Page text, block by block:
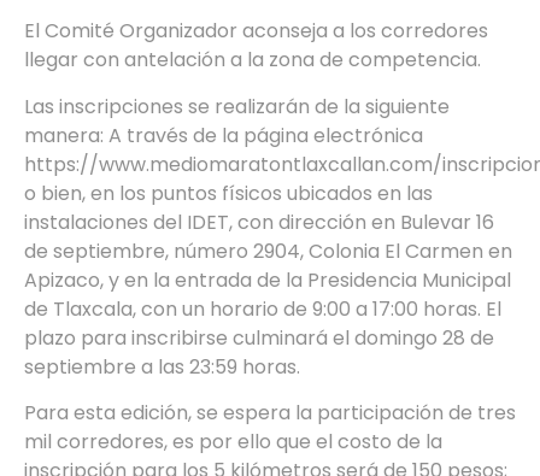
El Comité Organizador aconseja a los corredores
llegar con antelación a la zona de competencia.
Las inscripciones se realizarán de la siguiente
manera: A través de la página electrónica
https://www.mediomaratontlaxcallan.com/
o bien, en los puntos físicos ubicados en las
instalaciones del IDET, con dirección en Bulevar 16
de septiembre, número 2904, Colonia El Carmen en
Apizaco, y en la entrada de la Presidencia Municipal
de Tlaxcala, con un horario de 9:00 a 17:00 horas. El
plazo para inscribirse culminará el domingo 28 de
septiembre a las 23:59 horas.
Para esta edición, se espera la participación de tres
mil corredores, es por ello que el costo de la